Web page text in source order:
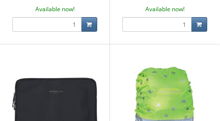
Available now! Available now!